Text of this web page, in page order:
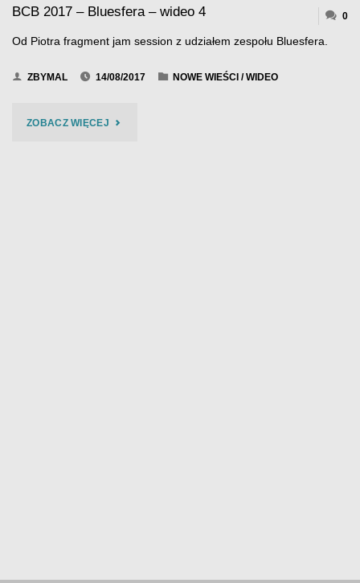
BCB 2017 – Bluesfera – wideo 4 0
Od Piotra fragment jam session z udziałem zespołu Bluesfera.
ZBYMAL 14/08/2017 NOWE WIEŚCI /WIDEO
ZOBACZ WIĘCEJ"BCB